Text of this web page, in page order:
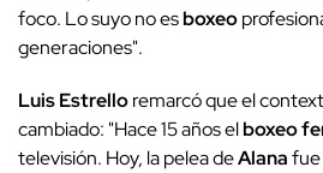
foco. Lo suyo no esboxeo
generaciones".
Luis Estrelloremarcó que el
cambiado: "Hace 15 años elboxeo
televisión. Hoy, la pelea deAlanafue